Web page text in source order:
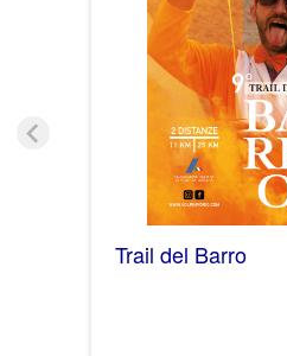
Trail del Barro